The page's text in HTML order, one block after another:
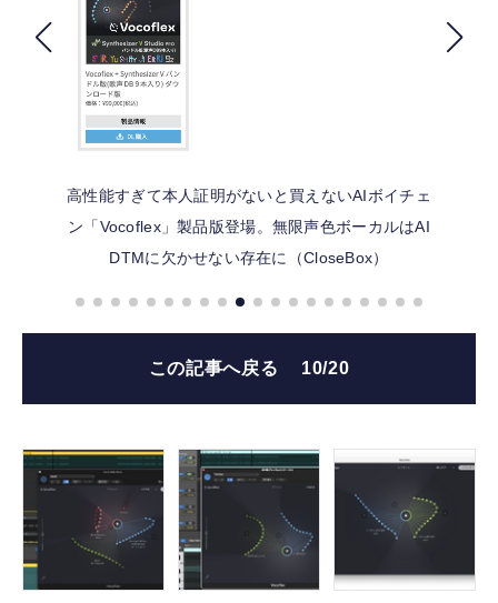
高性能すぎて本人証明がないと買えないAIボイチェ
ン「Vocoflex」製品版登場。無限声色ボーカルはAI
DTMに欠かせない存在に（CloseBox）
この記事へ戻る 10/20